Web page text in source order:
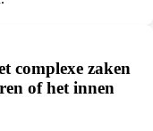
complexe zaken
of het innen